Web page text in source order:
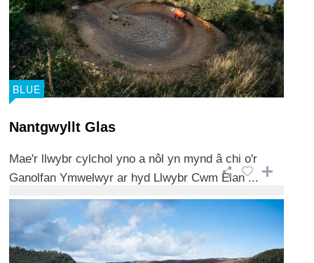
BLUE
Nantgwyllt Glas
Mae'r llwybr cylchol yno a nôl yn mynd â chi o'r
Ganolfan Ymwelwyr ar hyd Llwybr Cwm Elan ...